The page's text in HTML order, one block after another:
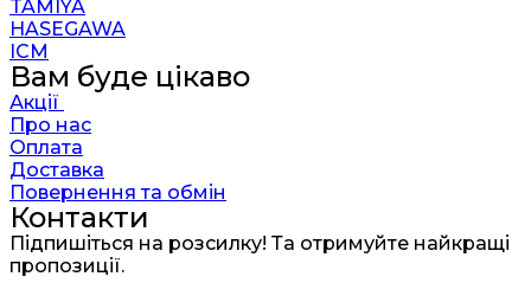
TAMIYA
HASEGAWA
ICM
Вам буде цікаво
Акції
Про нас
Оплата
Доставка
Повернення та обмін
Контакти
Підпишіться на розсилку! Та отримуйте найкращі
пропозиції.